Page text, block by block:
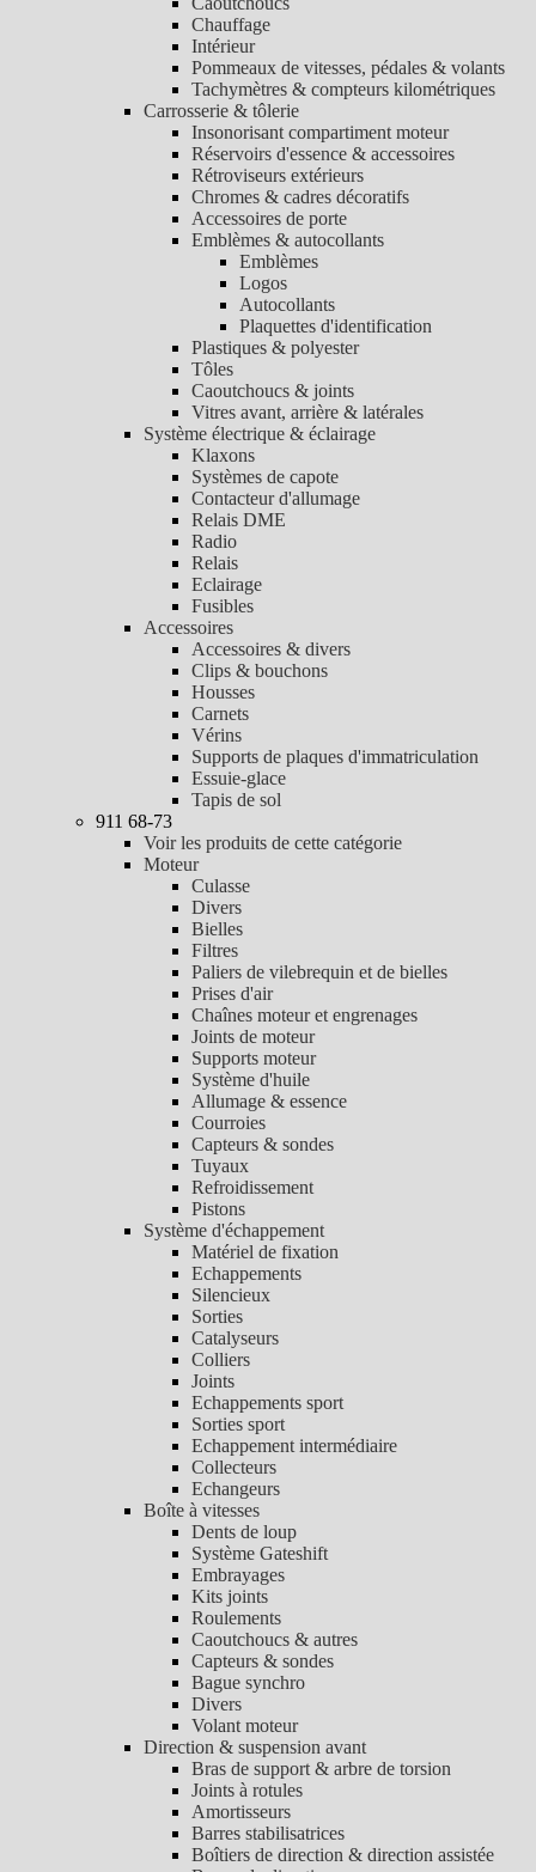
Chauffage
Intérieur
Pommeaux de vitesses, pédales & volants
Tachymètres & compteurs kilométriques
Carrosserie & tôlerie
Insonorisant compartiment moteur
Réservoirs d'essence & accessoires
Rétroviseurs extérieurs
Chromes & cadres décoratifs
Accessoires de porte
Emblèmes & autocollants
Emblèmes
Logos
Autocollants
Plaquettes d'identification
Plastiques & polyester
Tôles
Caoutchoucs & joints
Vitres avant, arrière & latérales
Système électrique & éclairage
Klaxons
Systèmes de capote
Contacteur d'allumage
Relais DME
Radio
Relais
Eclairage
Fusibles
Accessoires
Accessoires & divers
Clips & bouchons
Housses
Carnets
Vérins
Supports de plaques d'immatriculation
Essuie-glace
Tapis de sol
911 68-73
Voir les produits de cette catégorie
Moteur
Culasse
Divers
Bielles
Filtres
Paliers de vilebrequin et de bielles
Prises d'air
Chaînes moteur et engrenages
Joints de moteur
Supports moteur
Système d'huile
Allumage & essence
Courroies
Capteurs & sondes
Tuyaux
Refroidissement
Pistons
Système d'échappement
Matériel de fixation
Echappements
Silencieux
Sorties
Catalyseurs
Colliers
Joints
Echappements sport
Sorties sport
Echappement intermédiaire
Collecteurs
Echangeurs
Boîte à vitesses
Dents de loup
Système Gateshift
Embrayages
Kits joints
Roulements
Caoutchoucs & autres
Capteurs & sondes
Bague synchro
Divers
Volant moteur
Direction & suspension avant
Bras de support & arbre de torsion
Joints à rotules
Amortisseurs
Barres stabilisatrices
Boîtiers de direction & direction assistée